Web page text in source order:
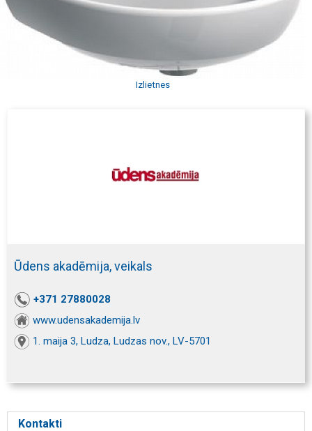
Izlietnes
Ūdens akadēmija, veikals
+371 27880028
www.udensakademija.lv
1. maija 3, Ludza, Ludzas nov., LV-5701
Kontakti